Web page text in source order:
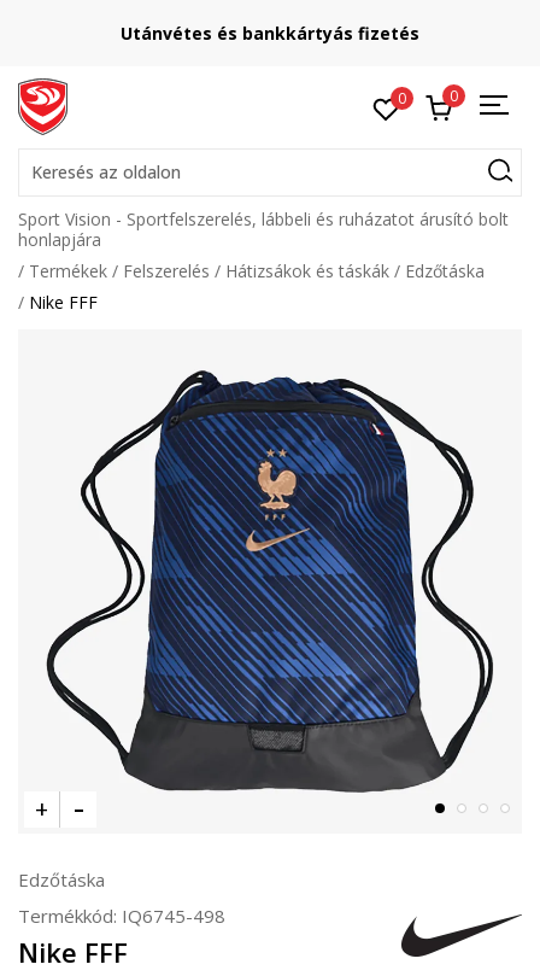
Utánvétes és bankkártyás fizetés
0 0
Keresés az oldalon
Sport Vision - Sportfelszerelés, lábbeli és ruházatot árusító bolt
honlapjára
Termékek
Felszerelés Hátizsákok és táskák
Edzőtáska
Nike FFF
Edzőtáska
Termékkód: IQ6745-498
Nike FFF